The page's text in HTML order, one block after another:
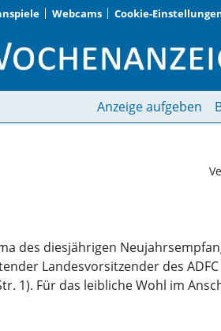
Webcams Cookie-
|Anzeige aufgeben
des diesjährigen
Landesvorsitzender des
1). Für das leibliche Wohl im